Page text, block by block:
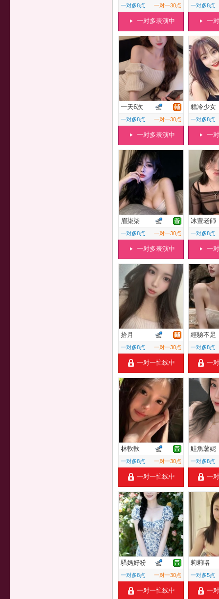
一对多8点 一对一30点
一对多表演中
一对多8点
一
一天6次
一对多8点 一对一30点
一对多表演中
糕冷少女
一对多8点
一
眉柒柒
一对多8点 一对一30点
一对多表演中
冰萱老師
一对多8点
一
拾月
一对多8点 一对一30点
一对一忙线中
經驗不足
一对多8点
一
林軟軟
一对多8点 一对一30点
一对一忙线中
鮭魚薯妮
一对多8点
一
騷媽好粉
一对多8点 一对一30点
一对一忙线中
莉莉咯
一对多5点
一